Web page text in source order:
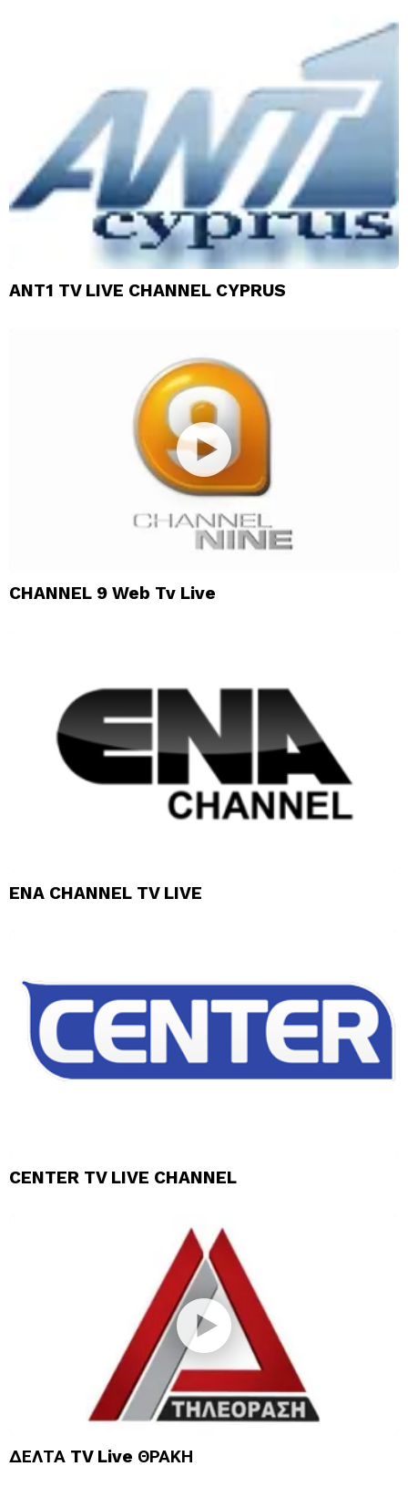
ANT1 TV LIVE CHANNEL CYPRUS
CHANNEL 9 Web Tv Live
ENA CHANNEL TV LIVE
CENTER TV LIVE CHANNEL
ΔΕΛΤΑ TV Live ΘΡΑΚΗ